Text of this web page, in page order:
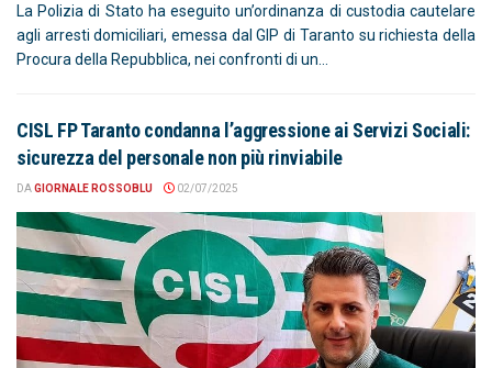
La Polizia di Stato ha eseguito un’ordinanza di custodia cautelare
agli arresti domiciliari, emessa dal GIP di Taranto su richiesta della
Procura della Repubblica, nei confronti di un...
CISL FP Taranto condanna l’aggressione ai Servizi Sociali:
sicurezza del personale non più rinviabile
DAGIORNALE ROSSOBLU 02/07/2025